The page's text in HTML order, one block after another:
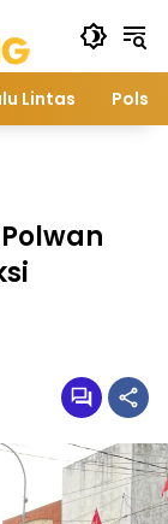
Lintas